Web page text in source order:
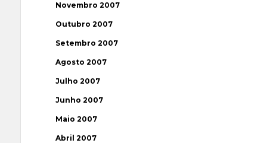
Novembro 2007
Outubro 2007
Setembro 2007
Agosto 2007
Julho 2007
Junho 2007
Maio 2007
Abril 2007